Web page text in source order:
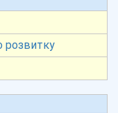
розвитку